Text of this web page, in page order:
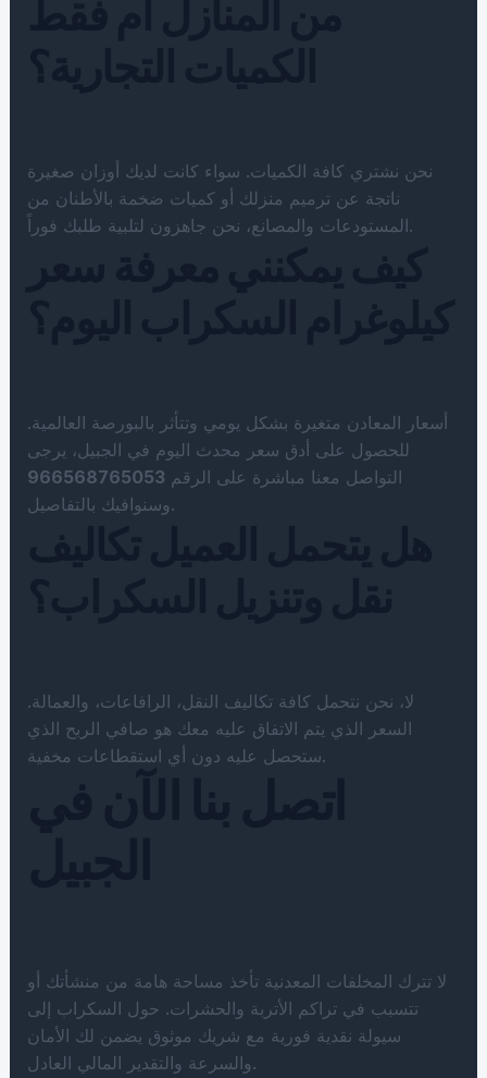
نحن نشتري كافة الكميات. سواء كانت لديك أوزان صغيرة
ناتجة عن ترميم منزلك أو كميات ضخمة بالأطنان من
المستودعات والمصانع، نحن جاهزون لتلبية طلبك فوراً.
أسعار المعادن متغيرة بشكل يومي وتتأثر بالبورصة العالمية.
للحصول على أدق سعر محدث اليوم في الجبيل، يرجى
التواصل معنا مباشرة على الرقم 966568765053
وسنوافيك بالتفاصيل.
لا، نحن نتحمل كافة تكاليف النقل، الرافاعات، والعمالة.
السعر الذي يتم الاتفاق عليه معك هو صافي الربح الذي
ستحصل عليه دون أي استقطاعات مخفية.
لا تترك المخلفات المعدنية تأخذ مساحة هامة من منشأتك أو
تتسبب في تراكم الأتربة والحشرات. حول السكراب إلى
سيولة نقدية فورية مع شريك موثوق يضمن لك الأمان
والسرعة والتقدير المالي العادل.